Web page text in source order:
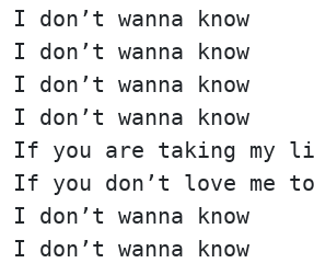
I don’t wanna know
I don’t wanna know
I don’t wanna know
I don’t wanna know
If you are taking my
If you don’t love me
I don’t wanna know
I don’t wanna know